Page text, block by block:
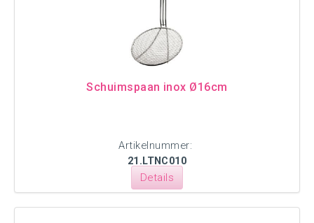
Schuimspaan inox Ø16cm
Artikelnummer:
21.LTNC010
Details